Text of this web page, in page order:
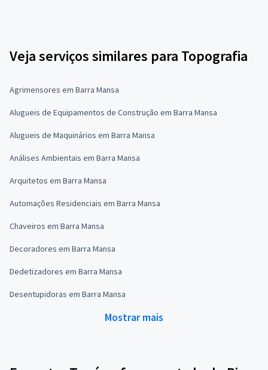
Veja serviços similares para Topografia
Agrimensores em Barra Mansa
Alugueis de Equipamentos de Construção em Barra Mansa
Alugueis de Maquinários em Barra Mansa
Análises Ambientais em Barra Mansa
Arquitetos em Barra Mansa
Automações Residenciais em Barra Mansa
Chaveiros em Barra Mansa
Decoradores em Barra Mansa
Dedetizadores em Barra Mansa
Desentupidoras em Barra Mansa
Mostrar mais